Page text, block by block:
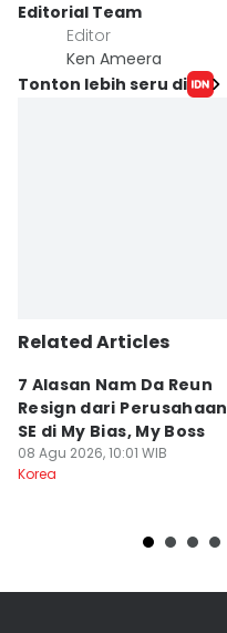
Editorial Team
Editor
Ken Ameera
Tonton lebih seru di
Related Articles
7 Alasan Nam Da Reun
Resign dari Perusahaan
SE di My Bias, My Boss
08 Agu 2026, 10:01 WIB
Korea